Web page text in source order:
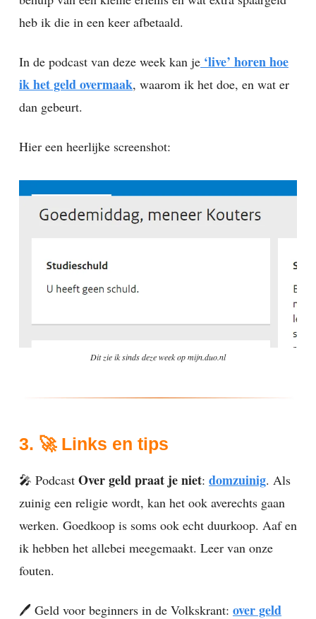
heb ik die in een keer afbetaald.
In de podcast van deze week kan je ‘live’ horen hoe
ik het geld overmaak, waarom ik het doe, en wat er
dan gebeurt.
Hier een heerlijke screenshot:
Dit zie ik sinds deze week op mijn.duo.nl
3. 🚀 Links en tips
🎤 Podcast Over geld praat je niet: domzuinig. Als
zuinig een religie wordt, kan het ook averechts gaan
werken. Goedkoop is soms ook echt duurkoop. Aaf en
ik hebben het allebei meegemaakt. Leer van onze
fouten.
🖊️ Geld voor beginners in de Volkskrant: over geld